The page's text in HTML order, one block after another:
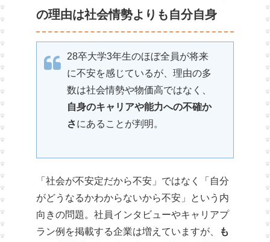
の理由は社会情勢よりも自分自身
28卒大学3年生のほぼ全員が将来
に不安を感じているが、理由の多
数は社会情勢や物価高ではなく、
自身のキャリアや能力への不確か
さにあることが判明。
「社会が不安定だから不安」ではなく「自分
がどうなるかわからないから不安」という内
向きの問題。社員インタビューやキャリアプ
ラン例を掲載する企業は増えていますが、
も